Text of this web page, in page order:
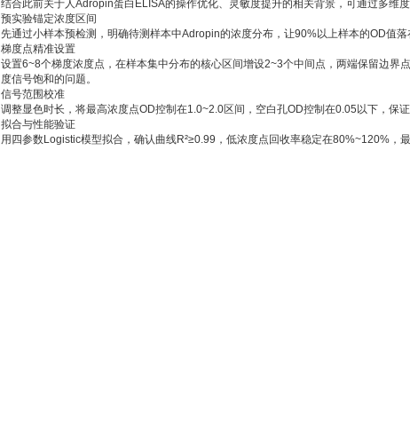
结合此前关于人Adropin蛋白ELISA的操作优化、灵敏度提升的相关背景，可通过多维
‌预实验锚定浓度区间‌
先通过小样本预检测，明确待测样本中Adropin的浓度分布，让90%以上样本的OD值落
‌梯度点精准设置‌
设置6~8个梯度浓度点，在样本集中分布的核心区间增设2~3个中间点，两端保留边界
度信号饱和的问题。
‌信号范围校准‌
调整显色时长，将最高浓度点OD控制在1.0~2.0区间，空白孔OD控制在0.05以下，保
‌拟合与性能验证‌
用四参数Logistic模型拟合，确认曲线R²≥0.99，低浓度点回收率稳定在80%~120%，